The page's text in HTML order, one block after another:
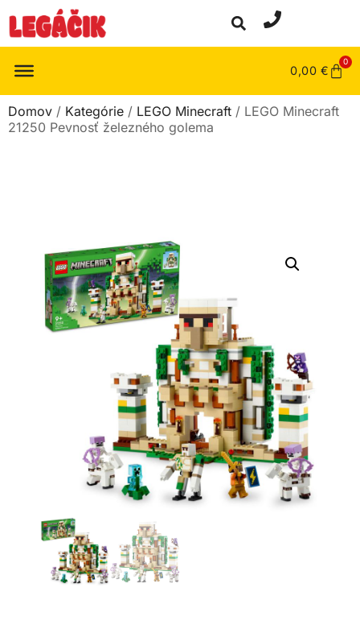
0,00 €
0
Domov / Kategórie / LEGO Minecraft / LEGO Minecraft
21250 Pevnosť železného golema